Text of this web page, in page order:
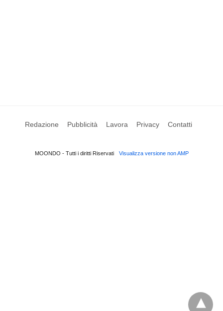
Redazione Pubblicità Lavora Privacy Contatti
MOONDO - Tutti i diritti Riservati Visualizza versione non AMP